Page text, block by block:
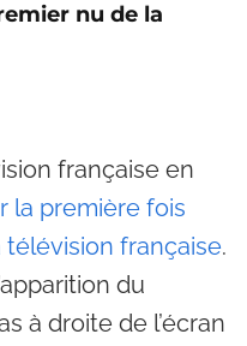
nu de la
française en
la première fois
française.
du
à droite de l’écran